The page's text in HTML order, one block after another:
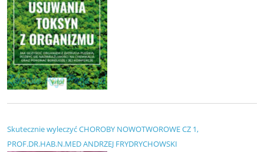
Skutecznie wyleczyć CHOROBY NOWOTWOROWE CZ 1,
PROF.DR.HAB.N.MED ANDRZEJ FRYDRYCHOWSKI